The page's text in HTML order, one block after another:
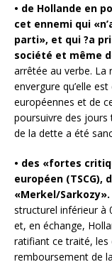
• de Hollande en
cet ennemi qui
parti», et qui ?a
société et même
arrêtée au verbe. La
envergure qu’elle
européennes et de
poursuivre des jours
de la dette a été
• des «fortes
européen
«Merkel/Sarkozy».
structurel inférieur à
et, en échange,
ratifiant ce traité, les
remboursement de